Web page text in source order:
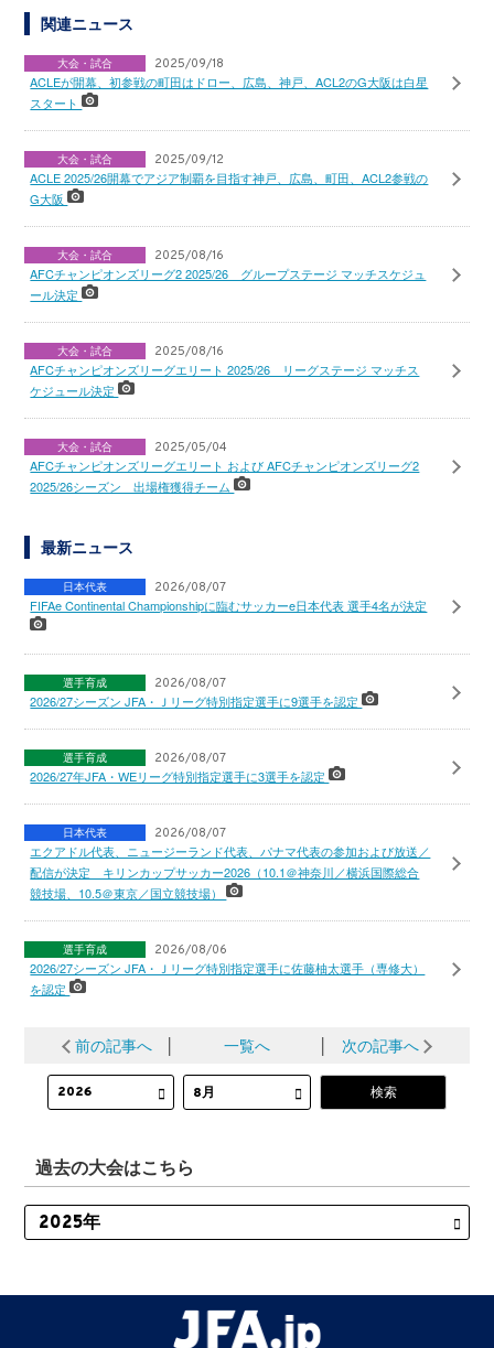
関連ニュース
大会・試合 2025/09/18
ACLEが開幕、初参戦の町田はドロー、広島、神戸、ACL2のG大阪は白星
スタート
大会・試合 2025/09/12
ACLE 2025/26開幕でアジア制覇を目指す神戸、広島、町田、ACL2参戦の
G大阪
大会・試合 2025/08/16
AFCチャンピオンズリーグ2 2025/26 グループステージ マッチスケジュ
ール決定
大会・試合 2025/08/16
AFCチャンピオンズリーグエリート 2025/26 リーグステージ マッチス
ケジュール決定
大会・試合 2025/05/04
AFCチャンピオンズリーグエリート および AFCチャンピオンズリーグ2
2025/26シーズン 出場権獲得チーム
最新ニュース
日本代表 2026/08/07
FIFAe Continental Championshipに臨むサッカーe日本代表 選手4名が決定
選手育成 2026/08/07
2026/27シーズン JFA・Ｊリーグ特別指定選手に9選手を認定
選手育成 2026/08/07
2026/27年JFA・WEリーグ特別指定選手に3選手を認定
日本代表 2026/08/07
エクアドル代表、ニュージーランド代表、パナマ代表の参加および放送／
配信が決定 キリンカップサッカー2026（10.1＠神奈川／横浜国際総合
競技場、10.5＠東京／国立競技場）
選手育成 2026/08/06
2026/27シーズン JFA・Ｊリーグ特別指定選手に佐藤柚太選手（専修大）
を認定
前の記事へ 一覧へ 次の記事へ
過去の大会はこちら